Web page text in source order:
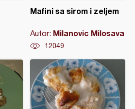
Mafini sa sirom i zeljem
Autor: Milanovic Milosava
12049